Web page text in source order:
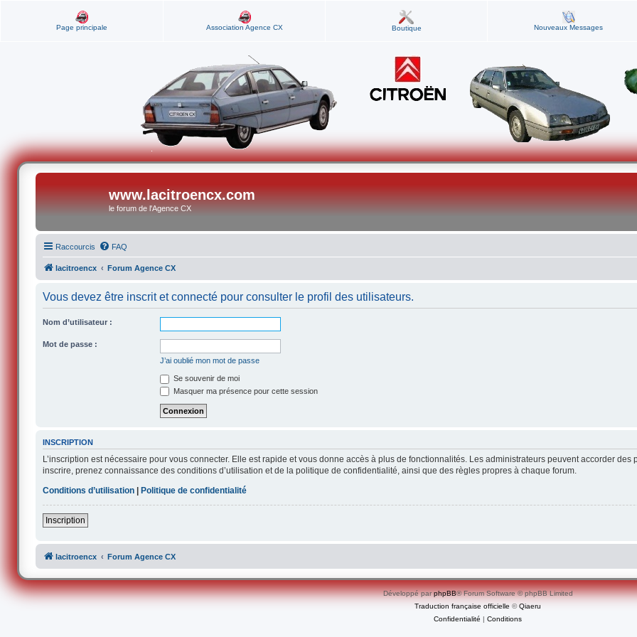
Page principale Association Agence CX Boutique Nouveaux Messages
www.lacitroencx.com
le forum de l'Agence CX
Raccourcis FAQ
lacitroencx Forum Agence CX
Vous devez être inscrit et connecté pour consulter le profil des utilisateurs.
Nom d’utilisateur :
Mot de passe :
J’ai oublié mon mot de passe
Se souvenir de moi
Masquer ma présence pour cette session
INSCRIPTION
L’inscription est nécessaire pour vous connecter. Elle est rapide et vous donne accès à plus de fonctionnalités. Les administrateurs peuvent accorder
inscrire, prenez connaissance des conditions d’utilisation et de la politique de confidentialité, ainsi que des règles propres à chaque forum.
Conditions d’utilisation |Politique de confidentialité
Inscription
lacitroencx Forum Agence CX
Développé parphpBB® Forum Software © phpBB Limited
Traduction française officielle ©Qiaeru
Confidentialité | Conditions